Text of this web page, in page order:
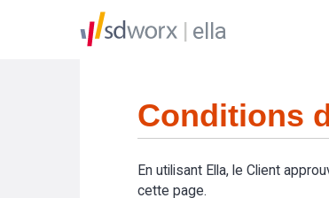
ella
Conditions
En utilisant Ella, le Client
cette page.